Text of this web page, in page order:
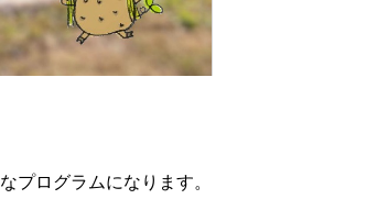
ログラムになります。